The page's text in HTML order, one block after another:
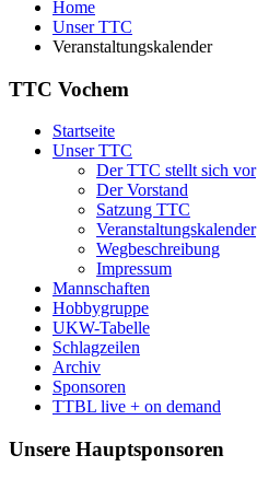
Home
Unser TTC
Veranstaltungskalender
TTC Vochem
Startseite
Unser TTC
Der TTC stellt sich vor
Der Vorstand
Satzung TTC
Veranstaltungskalender
Wegbeschreibung
Impressum
Mannschaften
Hobbygruppe
UKW-Tabelle
Schlagzeilen
Archiv
Sponsoren
TTBL live + on demand
Unsere Hauptsponsoren